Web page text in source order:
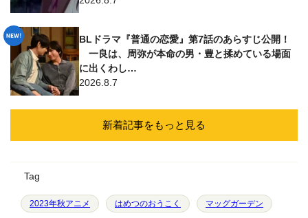
BLドラマ『普通の恋愛』第7話のあらすじ公開！
一良は、周弥が本命の男・豊と揉めている場面
に出くわし…
2026.8.7
新着記事をもっと見る
Tag
2023年秋アニメ はめつのおうこく マッグガーデン